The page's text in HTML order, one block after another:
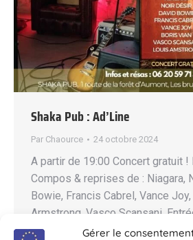
Gérer le
Shaka Pub : Ad’Line
Par Chaource 24 octobre 2024
A partir de 19:00 Concert gratuit
Compos & reprises de : Niagara,
Bowie, Francis Cabrel, Vance
Armstrong, Vasco Scansani.
Restauration sur place